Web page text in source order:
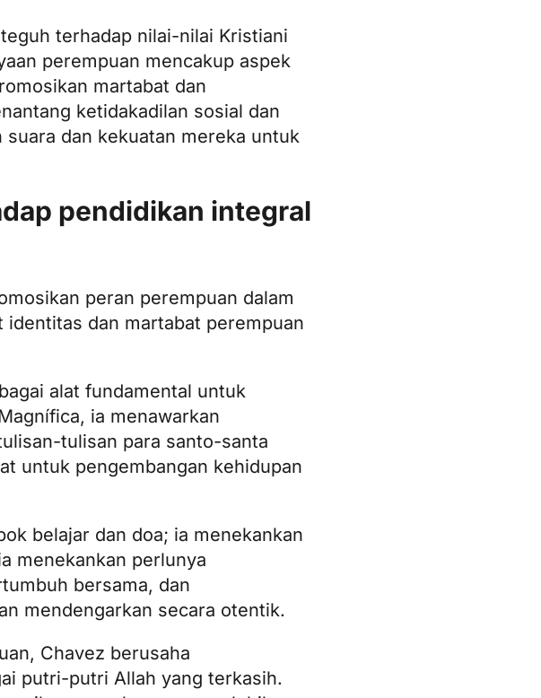
terhadap nilai-nilai Kristiani
perempuan mencakup aspek
martabat dan
ketidakadilan sosial dan
dan kekuatan mereka untuk
pendidikan integral
peran perempuan dalam
dan martabat perempuan
alat fundamental untuk
ia menawarkan
tulisan para santo-santa
untuk pengembangan kehidupan
belajar dan doa; ia menekankan
menekankan perlunya
bersama, dan
mendengarkan secara otentik.
Chavez berusaha
putri-putri Allah yang terkasih.